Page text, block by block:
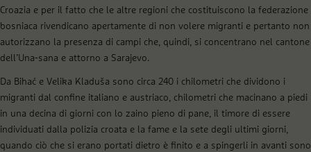
Croazia e per il fatto che le altre regioni che costituiscono la federazione
bosniaca rivendicano apertamente di non volere migranti e pertanto non
autorizzano la presenza di campi che, quindi, si concentrano nel cantone
dell’Una-sana e attorno a Sarajevo.
Da Bihać e Velika Kladuša sono circa 240 i chilometri che dividono i
migranti dal confine italiano e austriaco, chilometri che macinano a piedi
in una decina di giorni con lo zaino pieno di pane, il timore di essere
individuati dalla polizia croata e la fame e la sete degli ultimi giorni,
quando ciò che si erano portati dietro è finito e a spingerli in avanti sono